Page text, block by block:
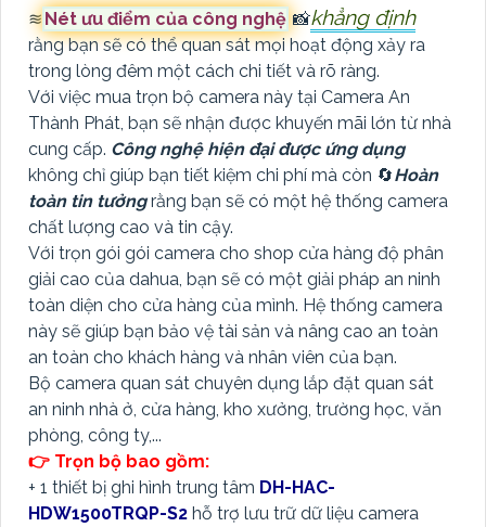
≋ Nét ưu điểm của công nghệ 📸khẳng định
rằng bạn sẽ có thể quan sát mọi hoạt động xảy ra
trong lòng đêm một cách chi tiết và rõ ràng.
Với việc mua trọn bộ camera này tại Camera An
Thành Phát, bạn sẽ nhận được khuyến mãi lớn từ nhà
cung cấp. Công nghệ hiện đại được ứng dụng
không chỉ giúp bạn tiết kiệm chi phí mà còn 🔄Hoàn
toàn tin tưởngrằng bạn sẽ có một hệ thống camera
chất lượng cao và tin cậy.
Với trọn gói gói camera cho shop cửa hàng độ phân
giải cao của dahua, bạn sẽ có một giải pháp an ninh
toàn diện cho cửa hàng của mình. Hệ thống camera
này sẽ giúp bạn bảo vệ tài sản và nâng cao an toàn
an toàn cho khách hàng và nhân viên của bạn.
Bộ camera quan sát chuyên dụng lắp đặt quan sát
an ninh nhà ở, cửa hàng, kho xưởng, trường học, văn
phòng, công ty,...
👉 Trọn bộ bao gồm:
+ 1 thiết bị ghi hình trung tâm DH-HAC-
HDW1500TRQP-S2 hỗ trợ lưu trữ dữ liệu camera